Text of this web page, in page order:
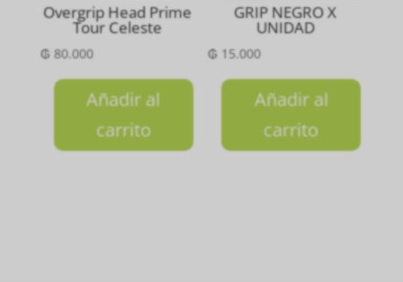
Overgrip Head Prime
Tour Celeste
₲80.000
Añadir al
carrito
GRIP NEGRO X
UNIDAD
₲ 15.000
Añadir al
carrito